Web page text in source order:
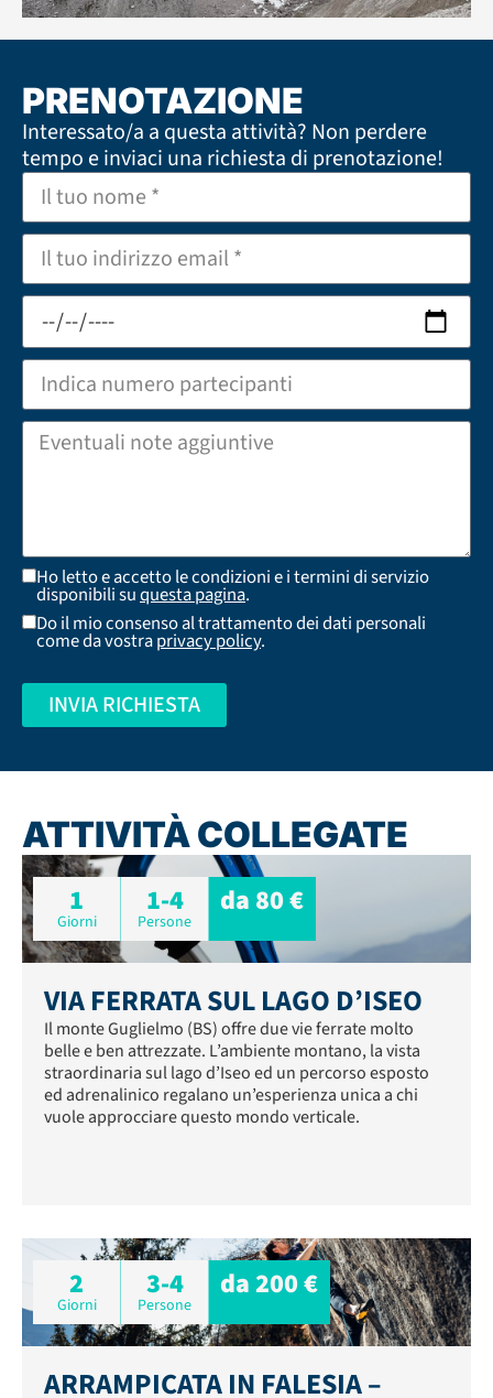
PRENOTAZIONE
Interessato/a a questa attività? Non perdere
tempo e inviaci una richiesta di prenotazione!
Ho letto e accetto le condizioni e i termini di servizio
disponibili suquesta pagina.
Do il mio consenso al trattamento dei dati personali
come da vostraprivacy policy.
INVIA RICHIESTA
ATTIVITÀ COLLEGATE
1
Giorni
1-4
Persone
da 80 €
VIA FERRATA SUL LAGO D’ISEO
Il monte Guglielmo (BS) offre due vie ferrate molto
belle e ben attrezzate. L’ambiente montano, la vista
straordinaria sul lago d’Iseo ed un percorso esposto
ed adrenalinico regalano un’esperienza unica a chi
vuole approcciare questo mondo verticale.
2
Giorni
3-4
Persone
da 200 €
ARRAMPICATA IN FALESIA –